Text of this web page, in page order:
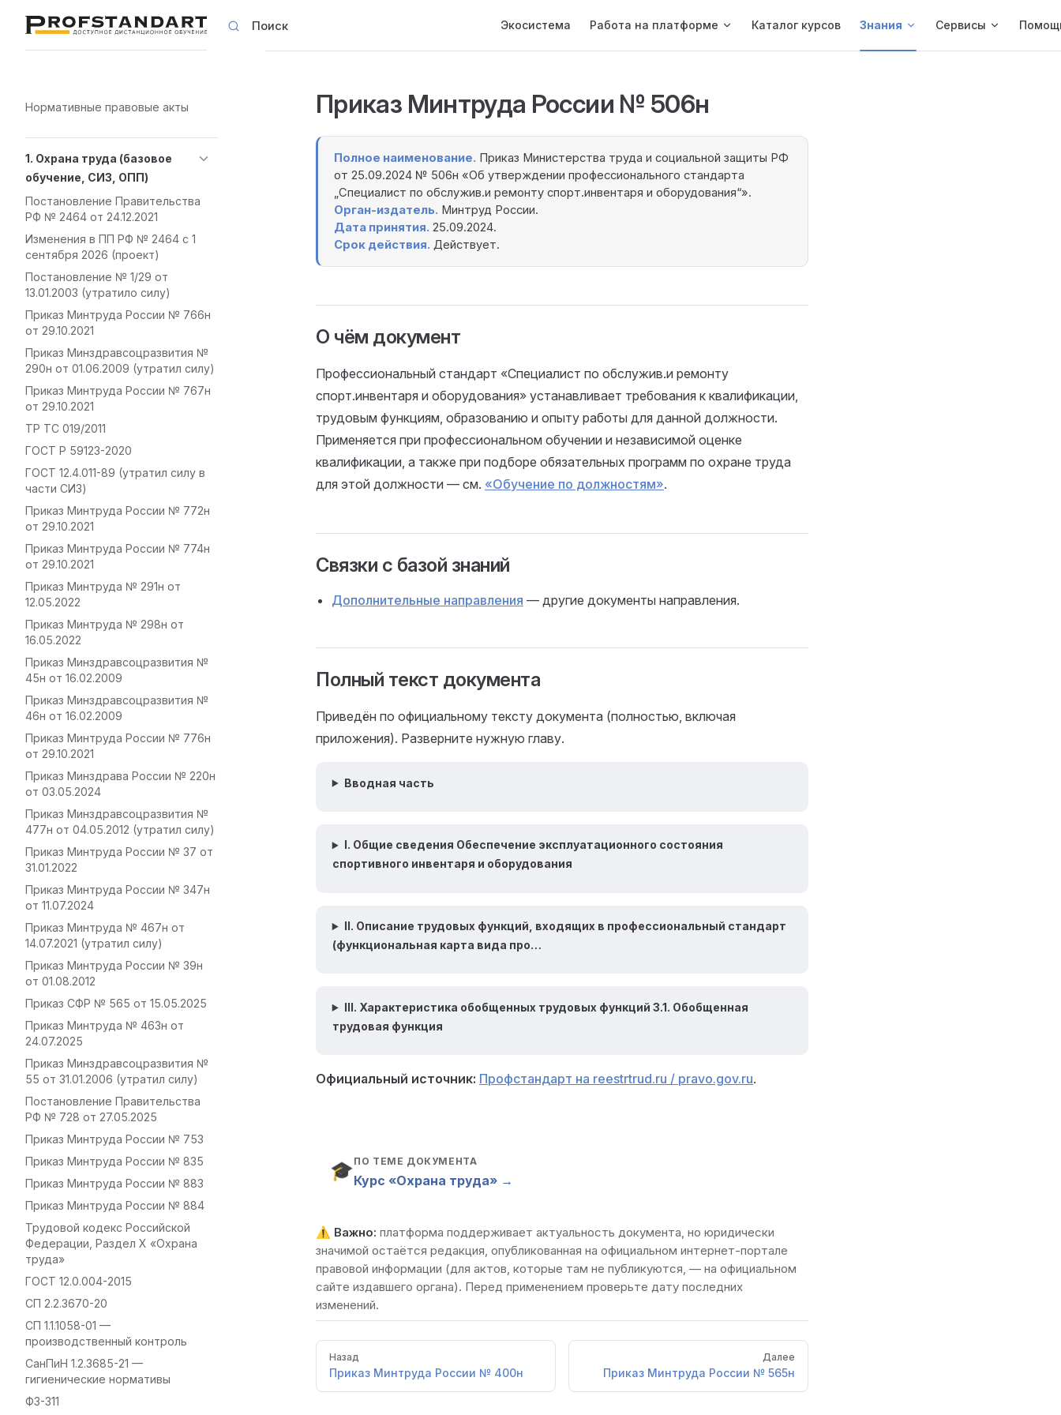
Skip to content Поиск Экосистема Работа на платформе Каталог курсов Знания Сервисы
Нормативные правовые акты
1. Охрана труда (базовое
обучение, СИЗ, ОПП)
Постановление Правительства
РФ № 2464 от 24.12.2021
Изменения в ПП РФ № 2464 с 1
сентября 2026 (проект)
Постановление № 1/29 от
13.01.2003 (утратило силу)
Приказ Минтруда России № 766н
от 29.10.2021
Приказ Минздравсоцразвития №
290н от 01.06.2009 (утратил силу)
Приказ Минтруда России № 767н
от 29.10.2021
ТР ТС 019/2011
ГОСТ Р 59123-2020
ГОСТ 12.4.011-89 (утратил силу в
части СИЗ)
Приказ Минтруда России № 772н
от 29.10.2021
Приказ Минтруда России № 774н
от 29.10.2021
Приказ Минтруда № 291н от
12.05.2022
Приказ Минтруда № 298н от
16.05.2022
Приказ Минздравсоцразвития №
45н от 16.02.2009
Приказ Минздравсоцразвития №
46н от 16.02.2009
Приказ Минтруда России № 776н
от 29.10.2021
Приказ Минздрава России № 220н
от 03.05.2024
Приказ Минздравсоцразвития №
477н от 04.05.2012 (утратил силу)
Приказ Минтруда России № 37 от
31.01.2022
Приказ Минтруда России № 347н
от 11.07.2024
Приказ Минтруда № 467н от
14.07.2021 (утратил силу)
Приказ Минтруда России № 39н
от 01.08.2012
Приказ СФР № 565 от 15.05.2025
Приказ Минтруда № 463н от
24.07.2025
Приказ Минздравсоцразвития №
55 от 31.01.2006 (утратил силу)
Постановление Правительства
РФ № 728 от 27.05.2025
Приказ Минтруда России № 753
Приказ Минтруда России № 835
Приказ Минтруда России № 883
Приказ Минтруда России № 884
Трудовой кодекс Российской
Федерации, Раздел X «Охрана
труда»
ГОСТ 12.0.004-2015
СП 2.2.3670-20
СП 1.1.1058-01 —
производственный контроль
СанПиН 1.2.3685-21 —
гигиенические нормативы
ФЗ-311
Приказ Минтруда России № 506н
Полное наименование. Приказ Министерства труда и социальной защиты РФ
от 25.09.2024 № 506н «Об утверждении профессионального стандарта
„Специалист по обслужив.и ремонту спорт.инвентаря и оборудования“».
Орган-издатель. Минтруд России.
Дата принятия. 25.09.2024.
Срок действия. Действует.
О чём документ
Профессиональный стандарт «Специалист по обслужив.и ремонту
спорт.инвентаря и оборудования» устанавливает требования к квалификации,
трудовым функциям, образованию и опыту работы для данной должности.
Применяется при профессиональном обучении и независимой оценке
квалификации, а также при подборе обязательных программ по охране труда
для этой должности — см. «Обучение по должностям».
Связки с базой знаний
Дополнительные направления — другие документы направления.
Полный текст документа
Приведён по официальному тексту документа (полностью, включая
приложения). Разверните нужную главу.
Вводная часть
I. Общие сведения Обеспечение эксплуатационного состояния
спортивного инвентаря и оборудования
II. Описание трудовых функций, входящих в профессиональный стандарт
(функциональная карта вида про…
III. Характеристика обобщенных трудовых функций 3.1. Обобщенная
трудовая функция
Официальный источник: Профстандарт на reestrtrud.ru / pravo.gov.ru.
🎓ПО ТЕМЕ ДОКУМЕНТА
Курс «Охрана труда» →
⚠️ Важно: платформа поддерживает актуальность документа, но юридически
значимой остаётся редакция, опубликованная на официальном интернет-портале
правовой информации (для актов, которые там не публикуются, — на официальном
сайте издавшего органа). Перед применением проверьте дату последних
изменений.
PagerНазад
Приказ Минтруда России № 400н
Далее
Приказ Минтруда России № 565н